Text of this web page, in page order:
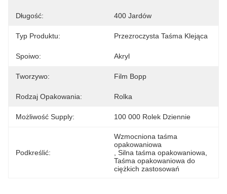
Długość: 400 Jardów
Typ Produktu: Przezroczysta Taśma Klejąca
Spoiwo: Akryl
Tworzywo: Film Bopp
Rodzaj Opakowania: Rolka
Możliwość Supply: 100 000 Rolek Dziennie
Podkreślić:
Wzmocniona taśma
opakowaniowa
Silna taśma opakowaniowa
Taśma opakowaniowa do
ciężkich zastosowań